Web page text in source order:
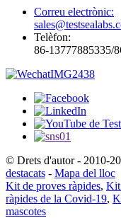
Correu electrònic:
Telèfon:
86-13777885335/
© Drets d'autor - 2010-
destacats - Mapa del lloc
Kit de proves ràpides, Kit
ràpides de la Covid-19,
mascotes